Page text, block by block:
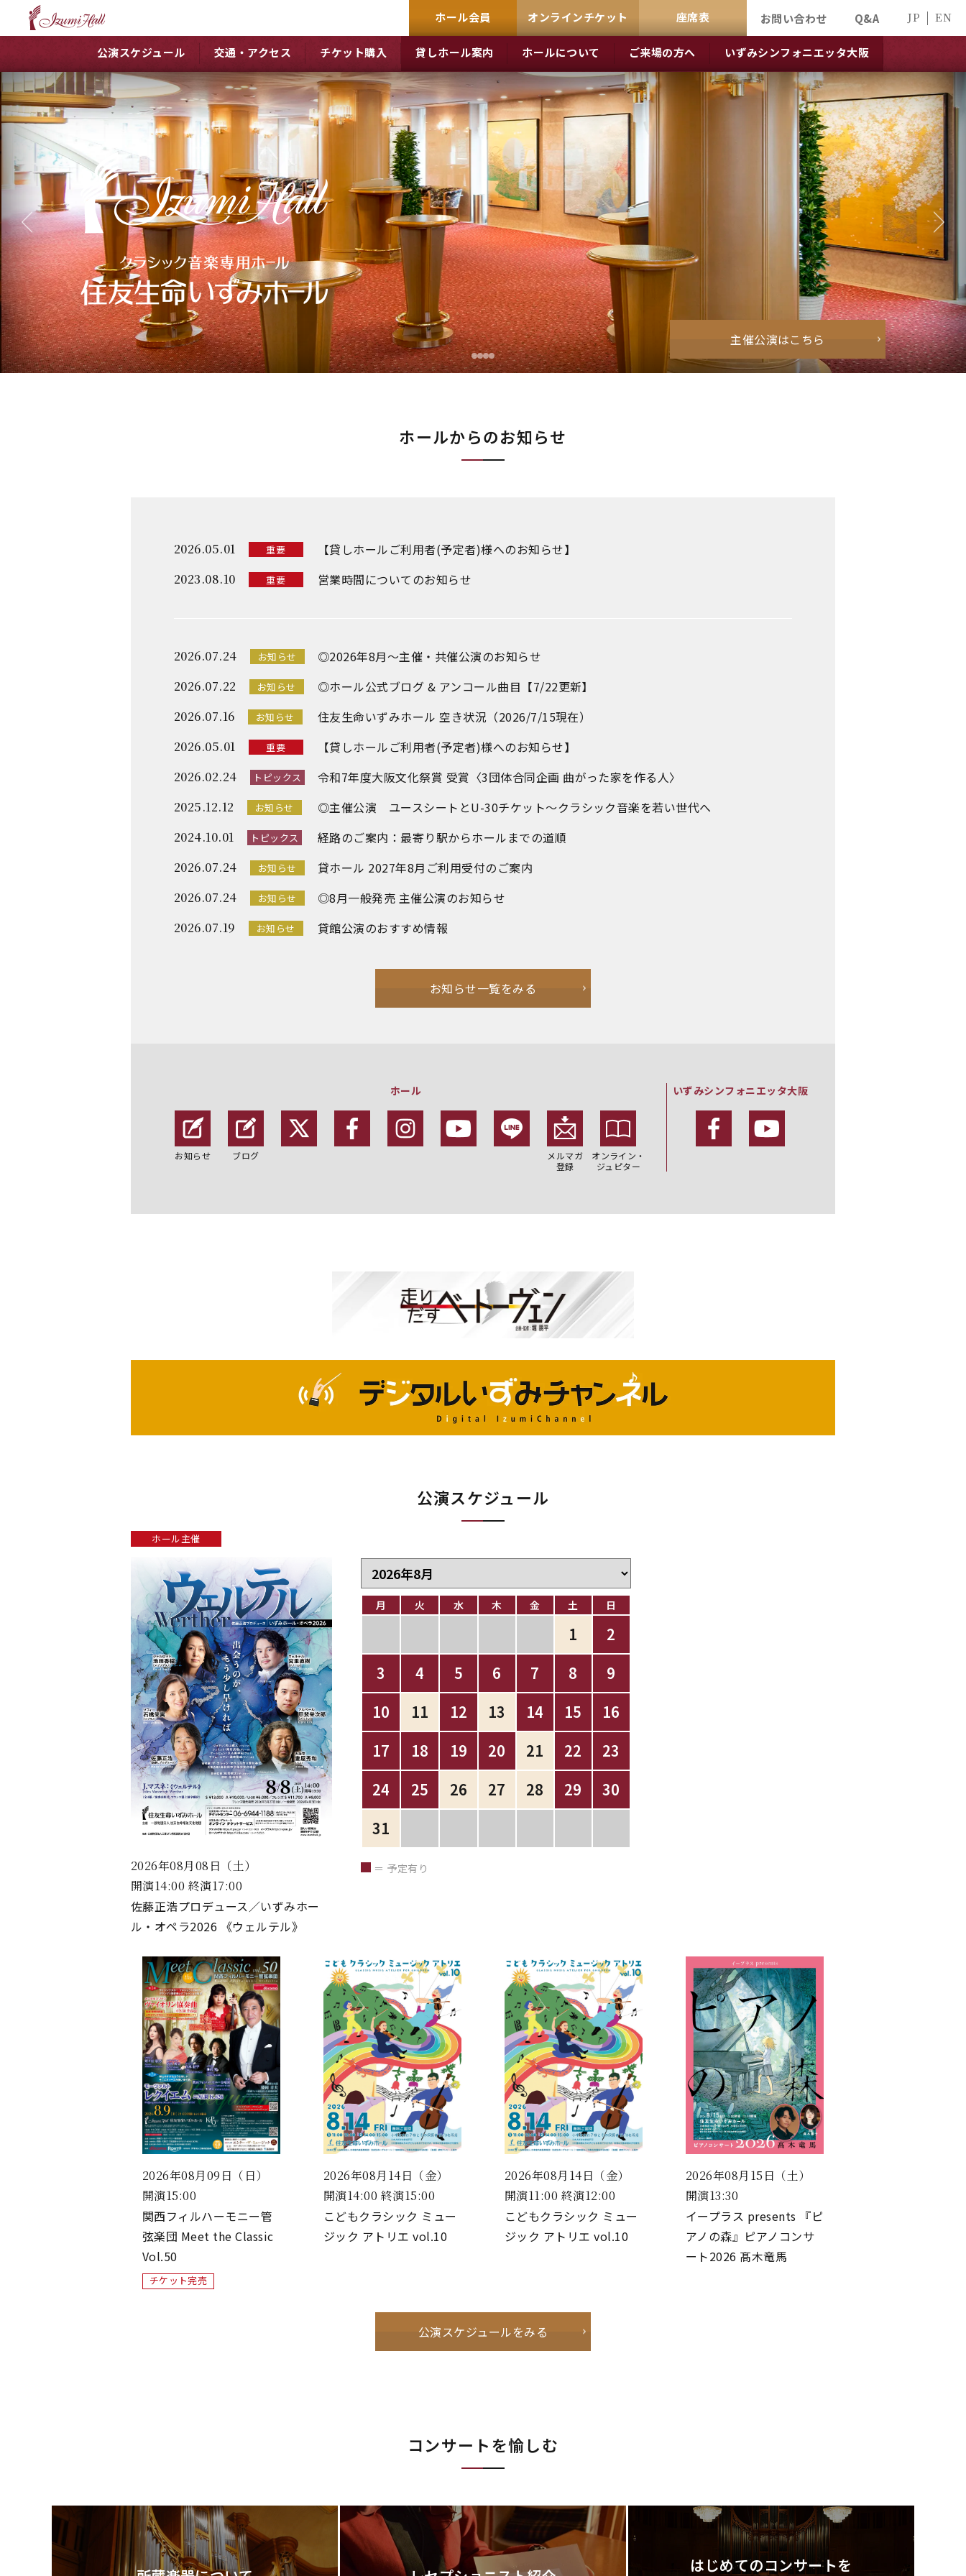
ホール会員 オンラインチケット 座席表 お問い合わせ Q&A JP EN
公演スケジュール 交通・アクセス チケット購入 貸しホール案内 ホールについて ご来場の方へ いずみシンフォニエッタ大阪
主催公演はこちら
ホールからのお知らせ
2026.05.01 重要 【貸しホールご利用者(予定者)様へのお知らせ】
2023.08.10 重要 営業時間についてのお知らせ
2026.07.24 お知らせ ◎2026年8月～主催・共催公演のお知らせ
2026.07.22 お知らせ ◎ホール公式ブログ & アンコール曲目【7/22更新】
2026.07.16 お知らせ 住友生命いずみホール 空き状況（2026/7/15現在）
2026.05.01 重要 【貸しホールご利用者(予定者)様へのお知らせ】
2026.02.24 トピックス 令和7年度大阪文化祭賞 受賞〈3団体合同企画 曲がった家を作る人〉
2025.12.12 お知らせ ◎主催公演 ユースシートとU-30チケット～クラシック音楽を若い世代へ
2024.10.01 トピックス 経路のご案内：最寄り駅からホールまでの道順
2026.07.24 お知らせ 貸ホール 2027年8月ご利用受付のご案内
2026.07.24 お知らせ ◎8月一般発売 主催公演のお知らせ
2026.07.19 お知らせ 貸館公演のおすすめ情報
お知らせ一覧をみる
ホール
お知らせ ブログ
メルマガ
登録
オンライン・
ジュピター
いずみシンフォニエッタ大阪
公演スケジュール
月 火 水 木 金 土 日
1
2
3
4 5 6 7 8
9
10
11 12 13 14 15
16
17
18 19 20 21 22
23
24
25 26 27 28 29
30
31
＝ 予定有り
ホール主催
2026年08月08日（土）
開演14:00 終演17:00
佐藤正浩プロデュース／いずみホー
ル・オペラ2026 《ウェルテル》
2026年08月09日（日）
開演15:00
関西フィルハーモニー管
弦楽団 Meet the Classic
Vol.50
チケット完売
2026年08月14日（金）
開演14:00 終演15:00
こどもクラシック ミュー
ジック アトリエ vol.10
2026年08月14日（金）
開演11:00 終演12:00
こどもクラシック ミュー
ジック アトリエ vol.10
2026年08月15日（土）
開演13:30
イープラス presents 『ピ
アノの森』ピアノコンサ
ート2026 髙木竜馬
公演スケジュールをみる
コンサートを愉しむ
はじめてのコンサートを